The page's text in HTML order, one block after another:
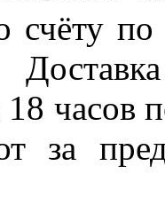
счёту
часов
за